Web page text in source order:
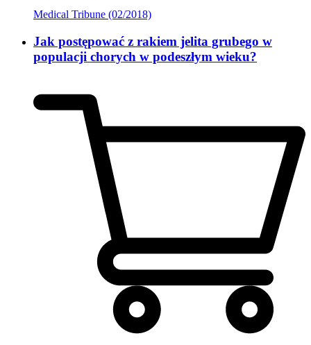
Medical Tribune (02/2018)
Jak postępować z rakiem jelita grubego w
populacji chorych w podeszłym wieku?